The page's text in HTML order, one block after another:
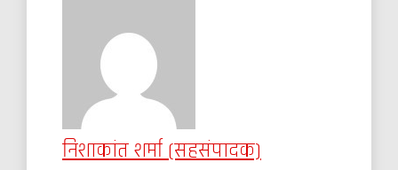
निशाकांत शर्मा (सहसंपादक)